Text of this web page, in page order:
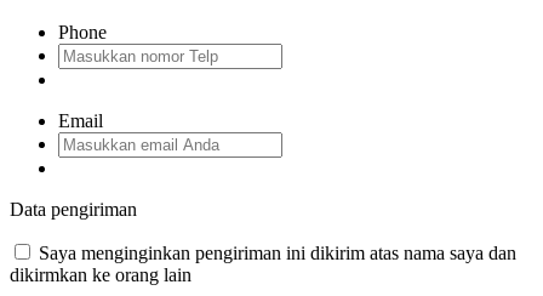
Phone
Email
Data pengiriman
Saya menginginkan pengiriman ini dikirim atas nama saya dan
dikirmkan ke orang lain